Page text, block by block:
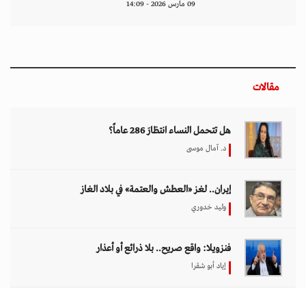
09 مارس 2026 - 14:09
مقالات
هل تتحمل النساء انتظارَ 286 عاماً؟
د. آمال موسى
إيران.. لغز «العطش والعتمة» في بلاد الغاز
وليد خدوري
فنزويلا: واقع صريح.. بلا ذرائع أو أعذار
إياد أبو شقرا